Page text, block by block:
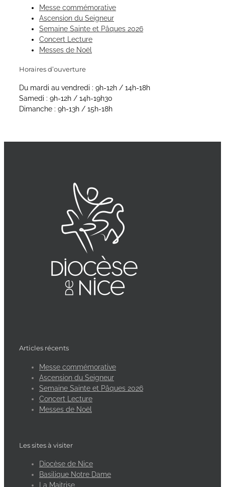
Messe commémorative
Ascension du Seigneur
Semaine Sainte et Pâques 2026
Concert Lecture
Messes de Noël
Horaires d’ouverture
Du mardi au vendredi : 9h-12h / 14h-18h
Samedi : 9h-12h / 14h-19h30
Dimanche : 9h-13h / 15h-18h
Articles récents
Messe commémorative
Ascension du Seigneur
Semaine Sainte et Pâques 2026
Concert Lecture
Messes de Noël
Les sites à visiter
Diocèse de Nice
Basilique Notre Dame
La Maitrise